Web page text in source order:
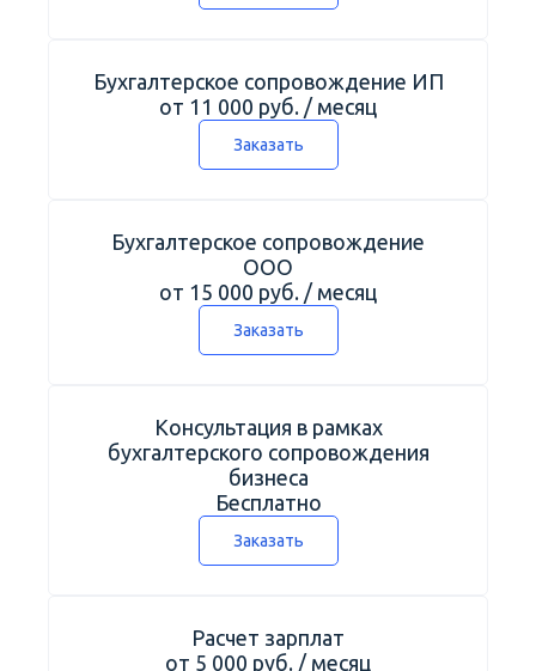
Бухгалтерское сопровождение ИП
от 11 000 руб. / месяц
Заказать
Бухгалтерское сопровождение
ООО
от 15 000 руб. / месяц
Заказать
Консультация в рамках
бухгалтерского сопровождения
бизнеса
Бесплатно
Заказать
Расчет зарплат
от 5 000 руб. / месяц